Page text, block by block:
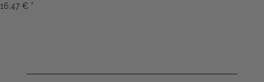
16,47 € *